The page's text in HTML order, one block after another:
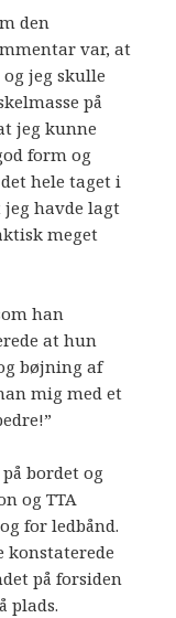
den
var, at
jeg skulle
på
jeg kunne
form og
hele taget i
jeg havde lagt
meget
han
at hun
bøjning af
mig med et
bordet og
og TTA
for ledbånd.
konstaterede
på forsiden
plads.